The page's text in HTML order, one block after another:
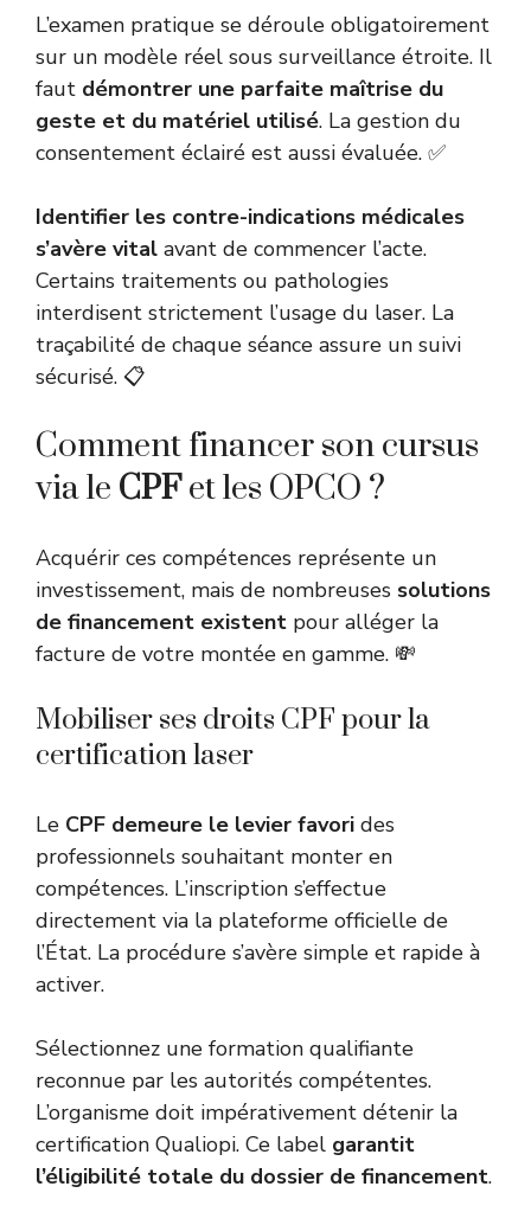
L’examen pratique se déroule obligatoirement
sur un modèle réel sous surveillance étroite. Il
faut démontrer une parfaite maîtrise du
geste et du matériel utilisé. La gestion du
consentement éclairé est aussi évaluée. ✅
Identifier les contre-indications médicales
s’avère vital avant de commencer l’acte.
Certains traitements ou pathologies
interdisent strictement l’usage du laser. La
traçabilité de chaque séance assure un suivi
sécurisé. 📋
Comment financer son cursus
via le CPFet les OPCO ?
Acquérir ces compétences représente un
investissement, mais de nombreuses solutions
de financement existent pour alléger la
facture de votre montée en gamme. 💸
Mobiliser ses droits CPF pour la
certification laser
Le CPF demeure le levier favori des
professionnels souhaitant monter en
compétences. L’inscription s’effectue
directement via la plateforme officielle de
l’État. La procédure s’avère simple et rapide à
activer.
Sélectionnez une formation qualifiante
reconnue par les autorités compétentes.
L’organisme doit impérativement détenir la
certification Qualiopi. Ce label garantit
l’éligibilité totale du dossier de financement.